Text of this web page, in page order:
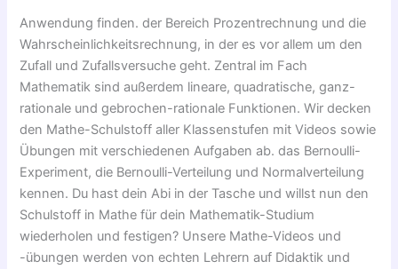
Anwendung finden. der Bereich Prozentrechnung und die
Wahrscheinlichkeitsrechnung, in der es vor allem um den
Zufall und Zufallsversuche geht. Zentral im Fach
Mathematik sind außerdem lineare, quadratische, ganz-
rationale und gebrochen-rationale Funktionen. Wir decken
den Mathe-Schulstoff aller Klassenstufen mit Videos sowie
Übungen mit verschiedenen Aufgaben ab. das Bernoulli-
Experiment, die Bernoulli-Verteilung und Normalverteilung
kennen. Du hast dein Abi in der Tasche und willst nun den
Schulstoff in Mathe für dein Mathematik-Studium
wiederholen und festigen? Unsere Mathe-Videos und
-übungen werden von echten Lehrern auf Didaktik und